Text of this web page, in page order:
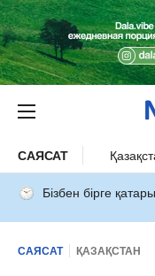
САЯСАТ
Бізбен бірге
САЯСАТ ҚАЗАҚСТАН